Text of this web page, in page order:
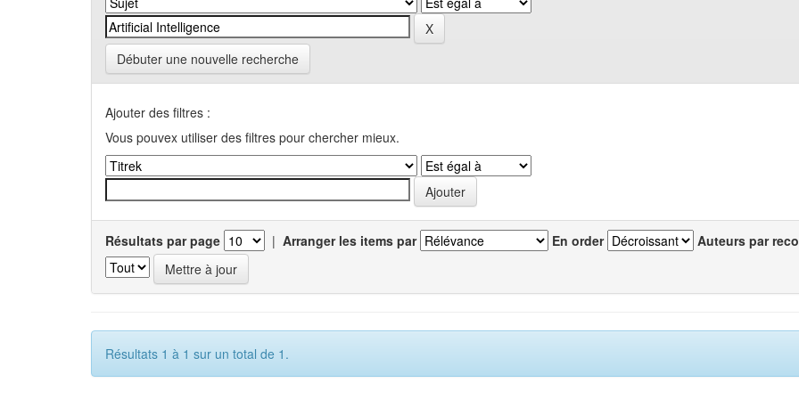
Débuter une nouvelle recherche
Ajouter des filtres :
Vous pouvex utiliser des filtres pour chercher mieux.
Résultats par page | Arranger les items par En order Auteurs par
Résultats 1 à 1 sur un total de 1.